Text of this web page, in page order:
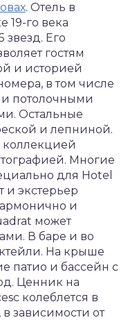
. Отель в
19-го века
звезд. Его
гостям
и историей
в том числе
потолочными
Остальные
и лепниной.
Многие
для Hotel
и экстерьер
и
может
В баре и во
На крыше
патио и бассейн с
Ценник на
колеблется в
зависимости от